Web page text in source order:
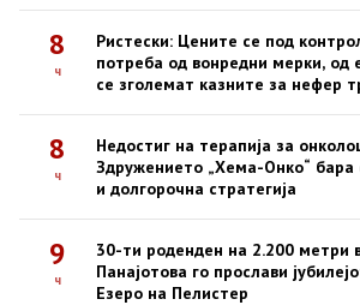
8
ч
Ристески: Цените се под
потреба од вонредни мерки, од
се зголемат казните за нефер
8
ч
Недостиг на терапија за
Здружението „Хема-Онко“ бара
и долгорочна стратегија
9
ч
30-ти роденден на 2.200 метри
Панајотова го прослави
Езеро на Пелистер